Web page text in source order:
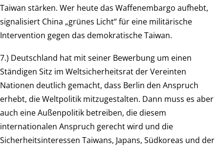
Taiwan stärken. Wer heute das Waffenembargo aufhebt,
signalisiert China „grünes Licht“ für eine militärische
Intervention gegen das demokratische Taiwan.
7.) Deutschland hat mit seiner Bewerbung um einen
Ständigen Sitz im Weltsicherheitsrat der Vereinten
Nationen deutlich gemacht, dass Berlin den Anspruch
erhebt, die Weltpolitik mitzugestalten. Dann muss es aber
auch eine Außenpolitik betreiben, die diesem
internationalen Anspruch gerecht wird und die
Sicherheitsinteressen Taiwans, Japans, Südkoreas und der